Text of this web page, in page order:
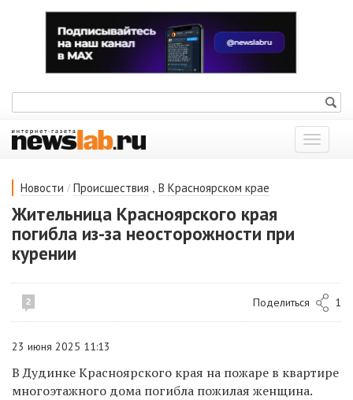
Показать
меню
Новости / Происшествия , В Красноярском крае
Жительница Красноярского края
погибла из-за неосторожности при
курении
2 Поделиться 1
23 июня 2025 11:13
В Дудинке Красноярского края на пожаре в квартире
многоэтажного дома погибла пожилая женщина.